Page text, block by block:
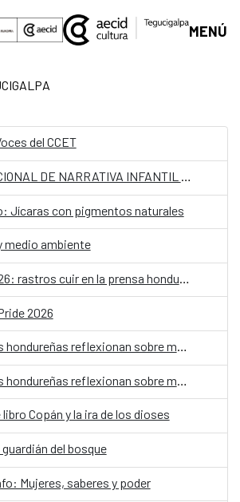
principal
MENÚ
del CCET
XVI PREMIO NACIONAL DE NARRATIVA INFANTIL Y JUVENIL
Jícaras con pigmentos naturales
medio ambiente
Jacatón Cuir 2026: rastros cuir en la prensa hondureña de los 70 y 80
2026
Cinco fotógrafas hondureñas reflexionan sobre memoria y cuerpo en "Realidades paralelas"
Cinco fotógrafas hondureñas reflexionan sobre memoria y cuerpo en "Realidades paralelas"
Copán y la ira de los dioses
del bosque
Mujeres, saberes y poder